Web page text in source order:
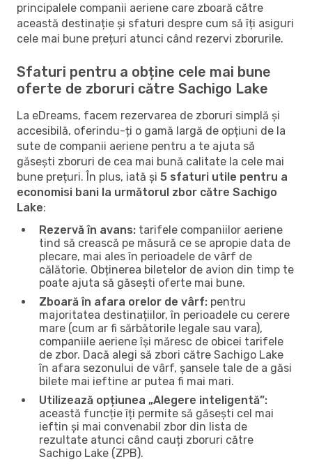
principalele companii aeriene care zboară către
această destinație și sfaturi despre cum să îți asiguri
cele mai bune prețuri atunci când rezervi zborurile.
Sfaturi pentru a obține cele mai bune
oferte de zboruri către Sachigo Lake
La eDreams, facem rezervarea de zboruri simplă și
accesibilă, oferindu-ți o gamă largă de opțiuni de la
sute de companii aeriene pentru a te ajuta să
găsești zboruri de cea mai bună calitate la cele mai
bune prețuri. În plus, iată și 5 sfaturi utile pentru a
economisi bani la următorul zbor către Sachigo
Lake:
Rezervă în avans: tarifele companiilor aeriene
tind să crească pe măsură ce se apropie data de
plecare, mai ales în perioadele de vârf de
călătorie. Obținerea biletelor de avion din timp te
poate ajuta să găsești oferte mai bune.
Zboară în afara orelor de vârf: pentru
majoritatea destinațiilor, în perioadele cu cerere
mare (cum ar fi sărbătorile legale sau vara),
companiile aeriene își măresc de obicei tarifele
de zbor. Dacă alegi să zbori către Sachigo Lake
în afara sezonului de vârf, șansele tale de a găsi
bilete mai ieftine ar putea fi mai mari.
Utilizează opțiunea „Alegere inteligentă”:
această funcție îți permite să găsești cel mai
ieftin și mai convenabil zbor din lista de
rezultate atunci când cauți zboruri către
Sachigo Lake (ZPB).